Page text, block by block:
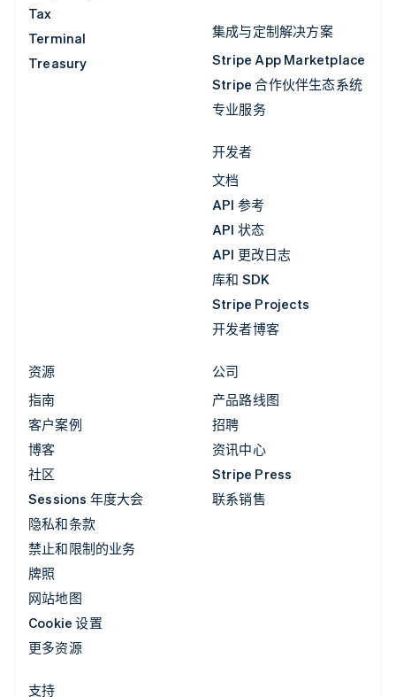
Tax
Terminal
Treasury
集成与定制解决方案
Stripe App Marketplace
Stripe 合作伙伴生态系统
专业服务
开发者
文档
API 参考
API 状态
API 更改日志
库和 SDK
Stripe Projects
开发者博客
资源
指南
客户案例
博客
社区
Sessions 年度大会
隐私和条款
禁止和限制的业务
牌照
网站地图
Cookie 设置
更多资源
公司
产品路线图
招聘
资讯中心
Stripe Press
联系销售
支持